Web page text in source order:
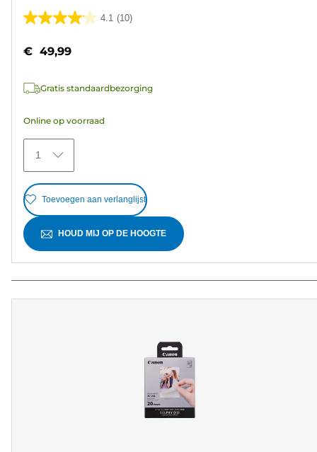
4.1 (10)
4.1
de
sterren.
beoordelingen
€ 49,99
Gratis standaardbezorging
Online op voorraad
1
Toevoegen aan verlanglijst
HOUD MIJ OP DE HOOGTE